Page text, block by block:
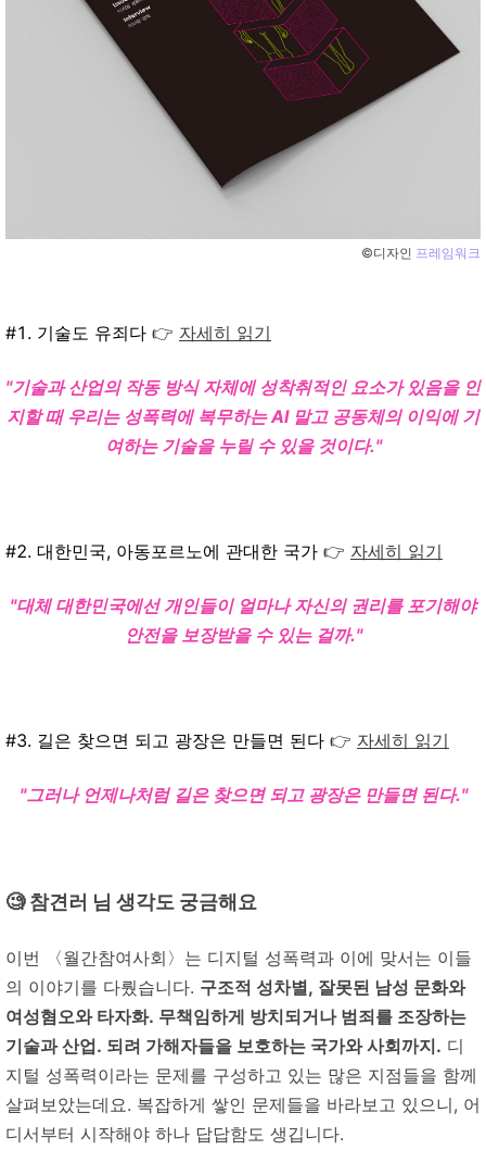
©️디자인 프레임워크
#1. 기술도 유죄다 👉 자세히 읽기
"기술과 산업의 작동 방식 자체에 성착취적인 요소가 있음을 인
지할 때 우리는 성폭력에 복무하는 AI 말고 공동체의 이익에 기
여하는 기술을 누릴 수 있을 것이다."
#2. 대한민국, 아동포르노에 관대한 국가 👉 자세히 읽기
"대체 대한민국에선 개인들이 얼마나 자신의 권리를 포기해야
안전을 보장받을 수 있는 걸까."
#3. 길은 찾으면 되고 광장은 만들면 된다 👉 자세히 읽기
"그러나 언제나처럼 길은 찾으면 되고 광장은 만들면 된다."
🧐 참견러 님 생각도 궁금해요
이번 〈월간참여사회〉는 디지털 성폭력과 이에 맞서는 이들
의 이야기를 다뤘습니다. 구조적 성차별, 잘못된 남성 문화와
여성혐오와 타자화. 무책임하게 방치되거나 범죄를 조장하는
기술과 산업. 되려 가해자들을 보호하는 국가와 사회까지. 디
지털 성폭력이라는 문제를 구성하고 있는 많은 지점들을 함께
살펴보았는데요. 복잡하게 쌓인 문제들을 바라보고 있으니, 어
디서부터 시작해야 하나 답답함도 생깁니다.